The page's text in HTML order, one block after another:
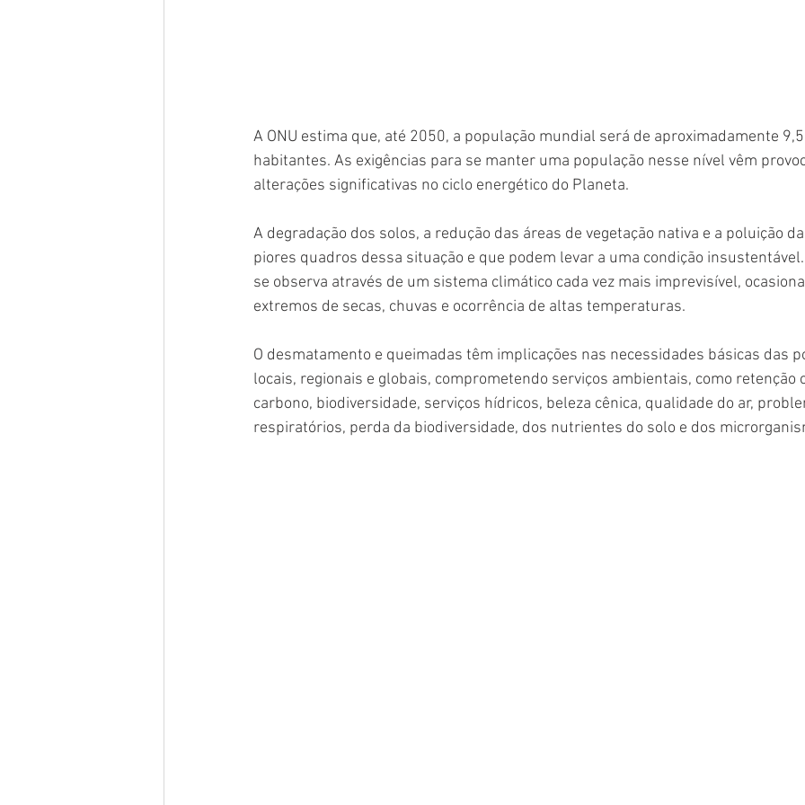
A ONU estima que, até 2050, a população mundial será de aproximadamente
habitantes. As exigências para se manter uma população nesse nível vêm
alterações significativas no ciclo energético do Planeta.
A degradação dos solos, a redução das áreas de vegetação nativa e a poluição
piores quadros dessa situação e que podem levar a uma condição
se observa através de um sistema climático cada vez mais imprevisível,
extremos de secas, chuvas e ocorrência de altas temperaturas.
O desmatamento e queimadas têm implicações nas necessidades básicas das
locais, regionais e globais, comprometendo serviços ambientais, como retenção
carbono, biodiversidade, serviços hídricos, beleza cênica, qualidade do ar,
respiratórios, perda da biodiversidade, dos nutrientes do solo e dos